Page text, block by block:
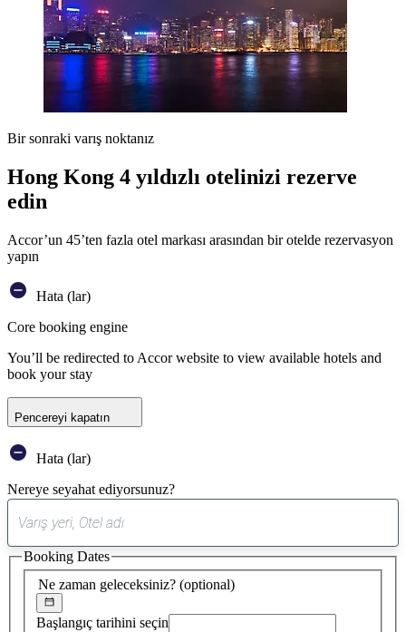
Bir sonraki varış noktanız
Hong Kong 4 yıldızlı otelinizi rezerve
edin
Accor’un 45’ten fazla otel markası arasından bir otelde rezervasyon
yapın
Hata (lar)
Core booking engine
You’ll be redirected to Accor website to view available hotels and
book your stay
Pencereyi kapatın
Hata (lar)
Nereye seyahat ediyorsunuz?
öneri
bulundu
Ne zaman geleceksiniz? (optional)
Başlangıç tarihini seçin
Booking Dates